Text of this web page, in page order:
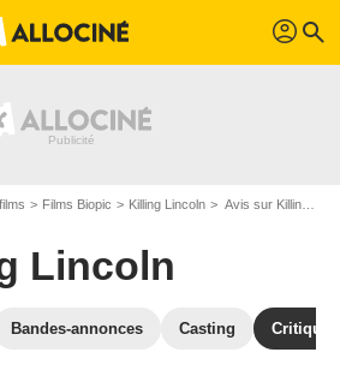
profil search
Films Biopic Killing Lincoln Avis sur Killing Lincoln
Lincoln
Bandes-annonces Casting